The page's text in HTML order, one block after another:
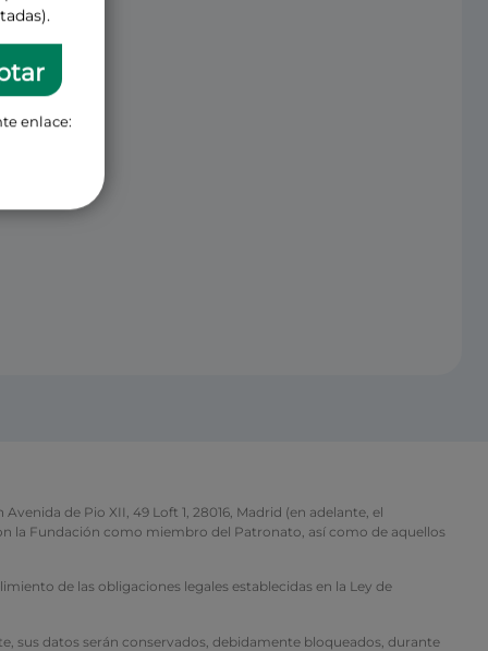
de Pio XII, 49 Loft 1, 28016, Madrid (en adelante, el
la Fundación como miembro del Patronato, así como de aquellos
de las obligaciones legales establecidas en la Ley de
sus datos serán conservados, debidamente bloqueados, durante
enlace: